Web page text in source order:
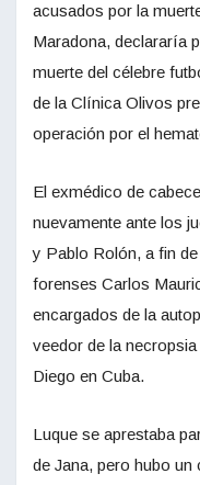
acusados por la
Maradona, declararía
muerte del célebre
de la Clínica Olivos
operación por el
El exmédico de
nuevamente ante los
y Pablo Rolón, a fin
forenses Carlos
encargados de la
veedor de la
Diego en Cuba.
Luque se aprestaba
de Jana, pero hubo un